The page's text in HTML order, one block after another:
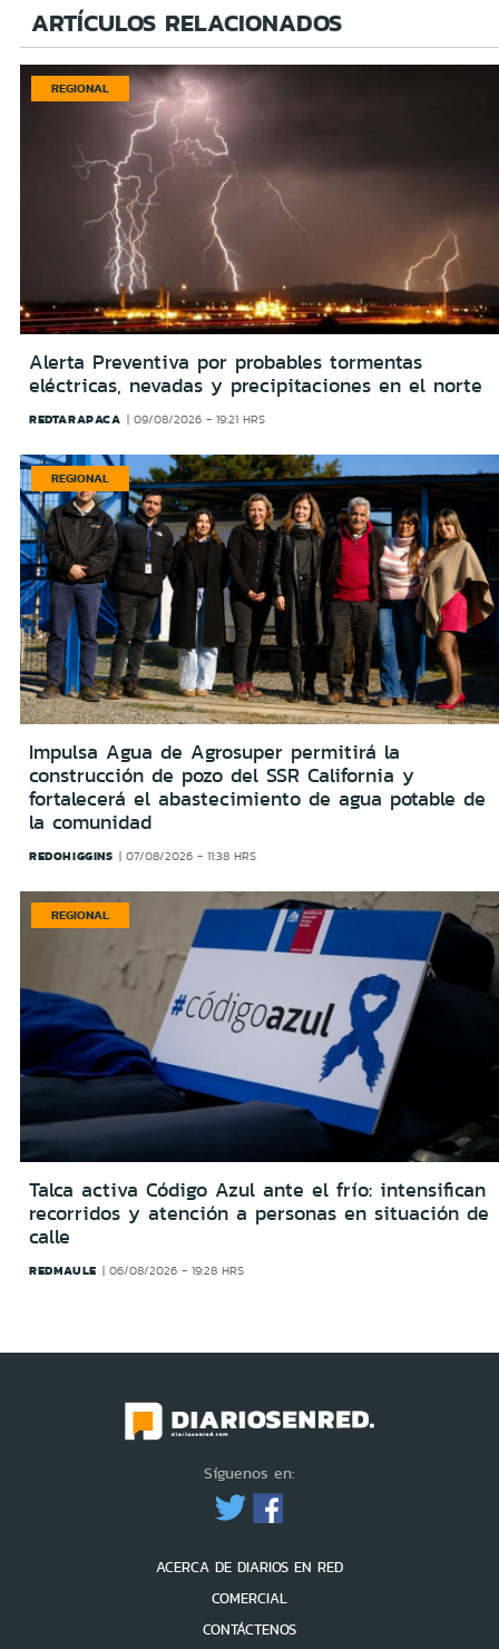
ARTÍCULOS RELACIONADOS
REGIONAL
Alerta Preventiva por probables tormentas
eléctricas, nevadas y precipitaciones en el norte
REDTARAPACA 09/08/2026 - 19:21 HRS
REGIONAL
Impulsa Agua de Agrosuper permitirá la
construcción de pozo del SSR California y
fortalecerá el abastecimiento de agua potable de
la comunidad
REDOHIGGINS 07/08/2026 - 11:38 HRS
REGIONAL
Talca activa Código Azul ante el frío: intensifican
recorridos y atención a personas en situación de
calle
REDMAULE 06/08/2026 - 19:28 HRS
Síguenos en:
ACERCA DE DIARIOS EN RED
COMERCIAL
CONTÁCTENOS